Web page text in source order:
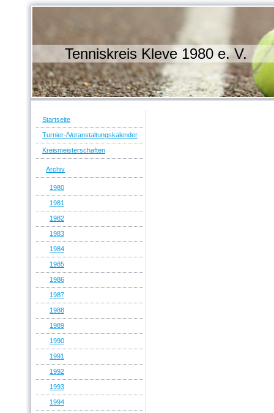
Tenniskreis Kleve 1980 e. V.
Startseite
Turnier-/Veranstaltungskalender
Kreismeisterschaften
Archiv
1980
1981
1982
1983
1984
1985
1986
1987
1988
1989
1990
1991
1992
1993
1994